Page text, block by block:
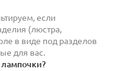
если
(люстра,
в виде под разделов
для вас.